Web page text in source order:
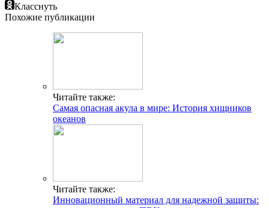
Класснуть
Похожие публикации
Читайте также:
Самая опасная акула в мире: История хищников
океанов
Читайте также:
Инновационный материал для надежной защиты: